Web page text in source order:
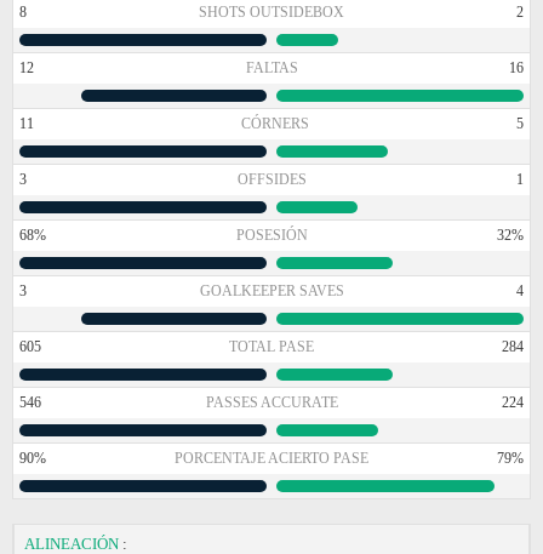
8 SHOTS OUTSIDEBOX 2
12 FALTAS 16
11 CÓRNERS 5
3 OFFSIDES 1
68% POSESIÓN 32%
3 GOALKEEPER SAVES 4
605 TOTAL PASE 284
546 PASSES ACCURATE 224
90% PORCENTAJE ACIERTO PASE 79%
ALINEACIÓN :